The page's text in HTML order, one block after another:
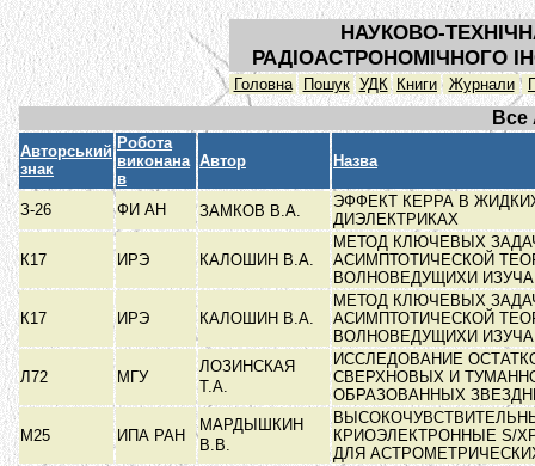
НАУКОВО-
РАДІОАСТРОНОМІЧНОГО
Головна Пошук УДК Книги Журнали
Все
Авторський
знак
Робота
виконана
в
Автор Назва
З-26 ФИ АН ЗАМКОВ В.А.
ЭФФЕКТ КЕРРА В
ДИЭЛЕКТРИКАХ
К17 ИРЭ КАЛОШИН В.А.
МЕТОД КЛЮЧЕВЫХ
АСИМПТОТИЧЕСКОЙ
ВОЛНОВЕДУЩИХИ
К17 ИРЭ КАЛОШИН В.А.
МЕТОД КЛЮЧЕВЫХ
АСИМПТОТИЧЕСКОЙ
ВОЛНОВЕДУЩИХИ
Л72 МГУ
ЛОЗИНСКАЯ
Т.А.
ИССЛЕДОВАНИЕ
СВЕРХНОВЫХ И
ОБРАЗОВАННЫХ
М25 ИПА РАН
МАРДЫШКИН
В.В.
КРИОЭЛЕКТРОННЫЕ S/
ДЛЯ